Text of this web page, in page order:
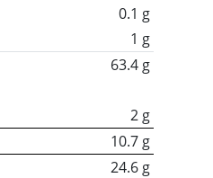
0.1 g
1 g
63.4 g
2 g
10.7 g
24.6 g